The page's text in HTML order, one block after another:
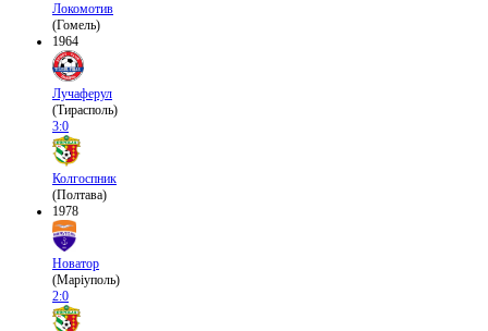
Локомотив
(Гомель)
1964
Лучаферул
(Тирасполь)
3:0
Колгоспник
(Полтава)
1978
Новатор
(Маріуполь)
2:0